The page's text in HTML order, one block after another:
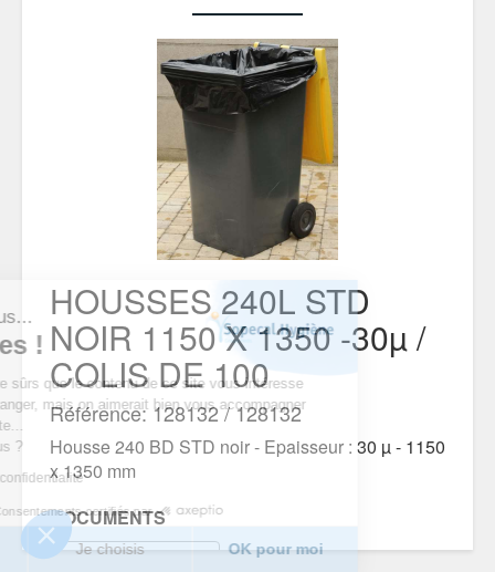
nous...
!
d’être sûrs que le contenu de ce site vous intéresse
déranger, mais on aimerait bien vous accompagner
visite...
vous ?
de confidentialité
Consentements certifiés par
Je choisis OK pour moi
HOUSSES 240L STD
NOIR 1150 X 1350 -30µ /
COLIS DE 100
Référence: 128132 / 128132
Housse 240 BD STD noir - Epaisseur : 30 µ - 1150
x 1350 mm
DOCUMENTS
FICHE TECHNIQUE